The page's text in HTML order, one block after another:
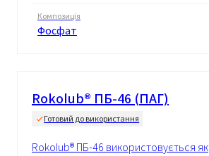
Композиція
Фосфат
Rokolub® ПБ-46 (ПАГ)
Готовий до використання
Rokolub® ПБ-46 використовується як